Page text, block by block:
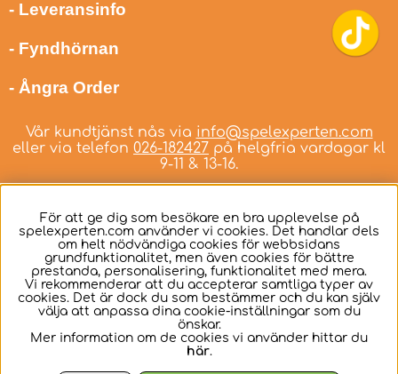
- Leveransinfo
- Fyndhörnan
- Ångra Order
Vår kundtjänst nås via info@spelexperten.com
eller via telefon 026-182427 på helgfria vardagar kl
9-11 & 13-16.
Svenska
För att ge dig som besökare en bra upplevelse på
spelexperten.com använder vi cookies. Det handlar dels
om helt nödvändiga cookies för webbsidans
grundfunktionalitet, men även cookies för bättre
prestanda, personalisering, funktionalitet med mera.
Vi rekommenderar att du accepterar samtliga typer av
cookies. Det är dock du som bestämmer och du kan själv
välja att anpassa dina cookie-inställningar som du
önskar.
Mer information om de cookies vi använder hittar du
här.